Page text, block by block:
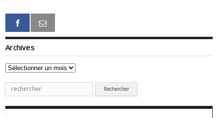
Archives
Archives
Recherche
pour
: